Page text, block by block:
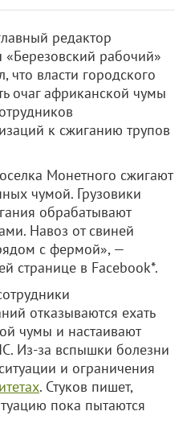
редактор
рабочий»
что власти городского
очаг африканской чумы
к сжиганию трупов
Монетного сжигают
чумой. Грузовики
обрабатывают
Навоз от свиней
с фермой», —
странице в Facebook*.
отказываются ехать
чумы и настаивают
Из-за вспышки болезни
и ограничения
. Стуков пишет,
пока пытаются